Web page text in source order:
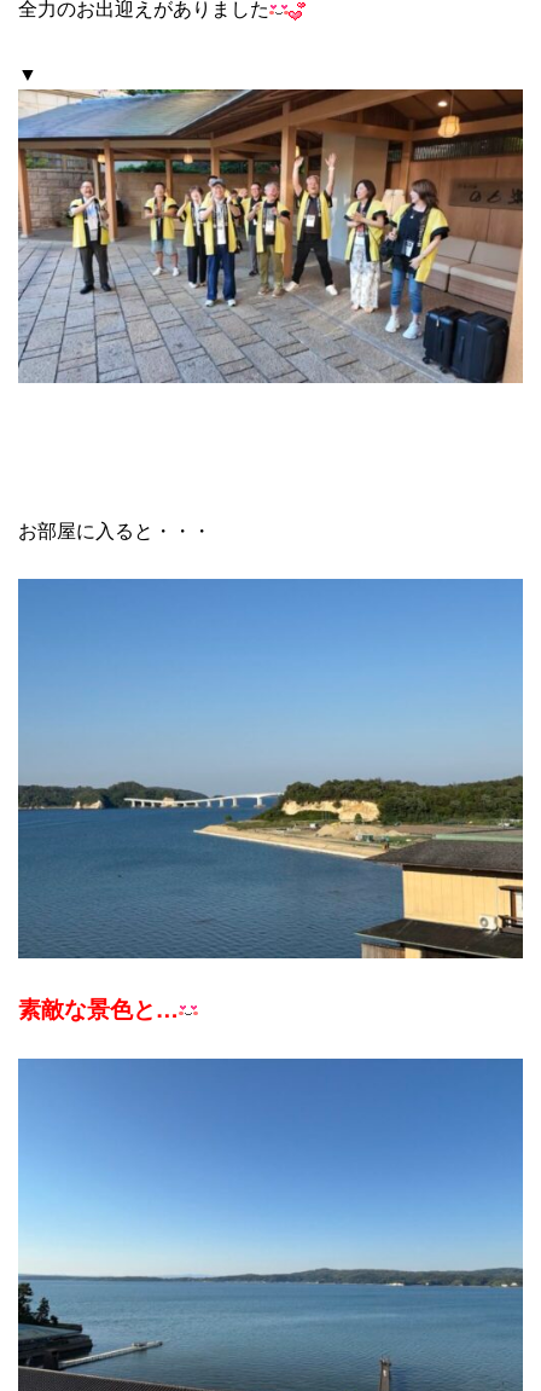
全力のお出迎えがありました
▼
お部屋に入ると・・・
素敵な景色と…